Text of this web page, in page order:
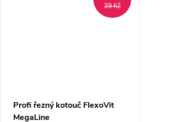
39 Kč
Profi řezný kotouč FlexoVit
MegaLine